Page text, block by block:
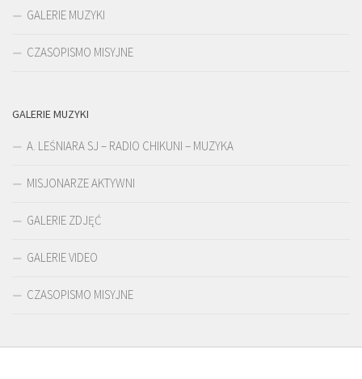
GALERIE MUZYKI
CZASOPISMO MISYJNE
GALERIE MUZYKI
A. LEŚNIARA SJ – RADIO CHIKUNI – MUZYKA
MISJONARZE AKTYWNI
GALERIE ZDJĘĆ
GALERIE VIDEO
CZASOPISMO MISYJNE